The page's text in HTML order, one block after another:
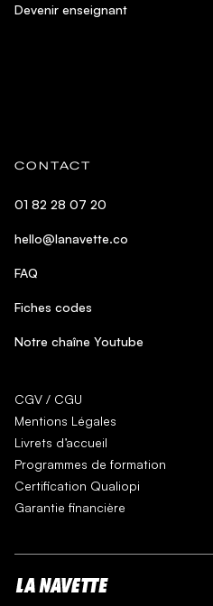
Devenir enseignant
CONTACT
01 82 28 07 20
hello@lanavette.co
FAQ
Fiches codes
Notre chaîne Youtube
CGV / CGU
Mentions Légales
Livrets d’accueil
Programmes de formation
Certification Qualiopi
Garantie financière